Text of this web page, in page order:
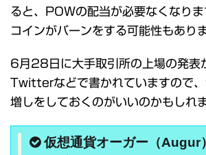
ると、POWの配当が必要なくなり
コインがバーンをする可能性もありま
6月28日に大手取引所の上場の発表
Twitterなどで書かれていますので
増しをしておくのがいいのかもしれ
仮想通貨オーガー（Augur